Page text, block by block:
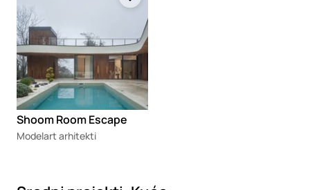
Shoom Room Escape
Modelart arhitekti